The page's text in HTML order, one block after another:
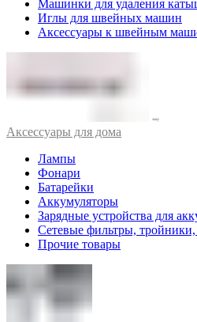
Машинки для удаления
Иглы для швейных машин
Аксессуары к швейным
Аксессуары для дома
Лампы
Фонари
Батарейки
Аккумуляторы
Зарядные устройства для
Сетевые фильтры,
Прочие товары